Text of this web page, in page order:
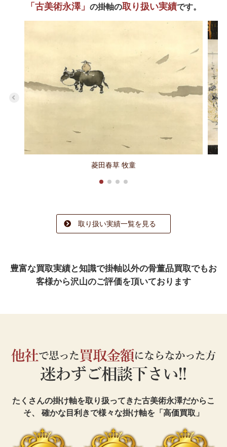
「古美術永澤」 の掛軸の取り扱い実績です。
菱田春草 牧童
取り扱い実績一覧を見る
豊富な買取実績と知識で掛軸以外の骨董品買取でもお
客様から沢山のご評価を頂いております
たくさんの掛け軸を取り扱ってきた古美術永澤だからこ
そ、 確かな目利きで様々な掛け軸を「高価買取」